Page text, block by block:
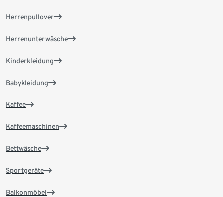
Herrenpullover
Herrenunterwäsche
Kinderkleidung
Babykleidung
Kaffee
Kaffeemaschinen
Bettwäsche
Sportgeräte
Balkonmöbel